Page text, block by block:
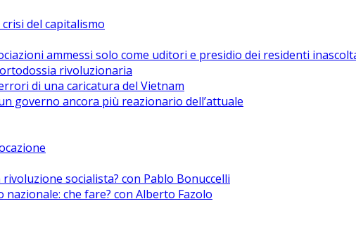
del capitalismo
ammessi solo come uditori e presidio dei residenti
rivoluzionaria
di una caricatura del Vietnam
governo ancora più reazionario dell’attuale
socialista? con Pablo Bonuccelli
che fare? con Alberto Fazolo